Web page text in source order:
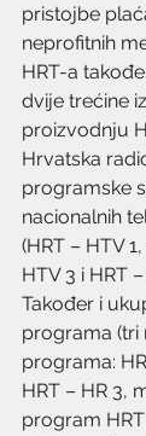
pristojbe
neprofitnih
HRT-a
dvije trećine
proizvodnju
Hrvatska
programske
nacionalnih
(HRT – HTV
HTV 3 i HRT
Također i
programa (tri
programa:
HRT – HR 3,
program